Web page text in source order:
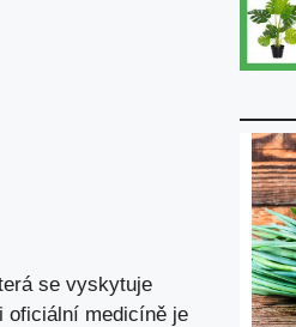
se vyskytuje
oficiální medicíně je